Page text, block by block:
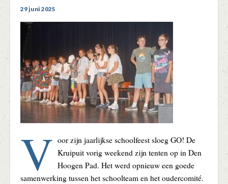
29 juni 2025
V oor zijn jaarlijkse schoolfeest sloeg GO! De
Kruipuit vorig weekend zijn tenten op in Den
Hoogen Pad. Het werd opnieuw een goede
samenwerking tussen het schoolteam en het oudercomité.